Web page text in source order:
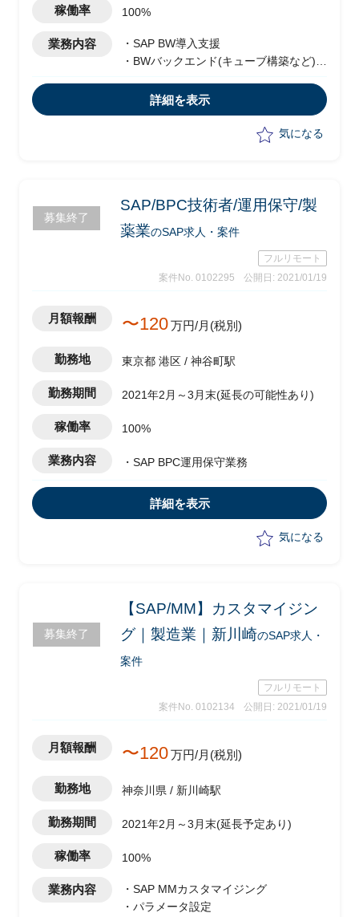
稼働率 100%
業務内容
・SAP BW導入支援
・BWバックエンド(キューブ構築など)
詳細を表示
気になる
募集終了
SAP/BPC技術者/運用保守/製
薬業のSAP求人・案件
フルリモート
案件No. 0102295
公開日: 2021/01/19
月額報酬 〜120万円/月(税別)
勤務地 東京都 港区 / 神谷町駅
勤務期間 2021年2月～3月末(延長の可能性あり)
稼働率 100%
業務内容 ・SAP BPC運用保守業務
詳細を表示
気になる
募集終了
【SAP/MM】カスタマイジン
グ｜製造業｜新川崎のSAP求人・
案件
フルリモート
案件No. 0102134
公開日: 2021/01/19
月額報酬 〜120万円/月(税別)
勤務地 神奈川県 / 新川崎駅
勤務期間 2021年2月～3月末(延長予定あり)
稼働率 100%
業務内容
・SAP MMカスタマイジング
・パラメータ設定